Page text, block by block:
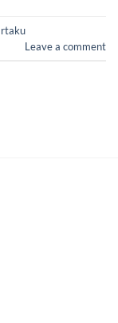
Leave a comment